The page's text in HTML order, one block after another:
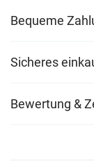
Bequeme
Sicheres
Bewertung &